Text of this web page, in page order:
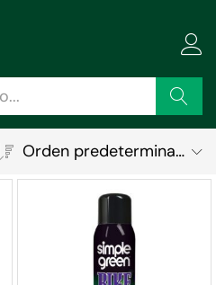
Buscar
Orden predeterminado